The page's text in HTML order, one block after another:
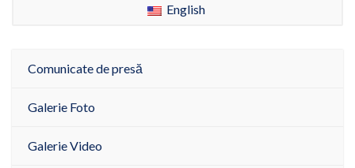
English
Comunicate de presă
Galerie Foto
Galerie Video